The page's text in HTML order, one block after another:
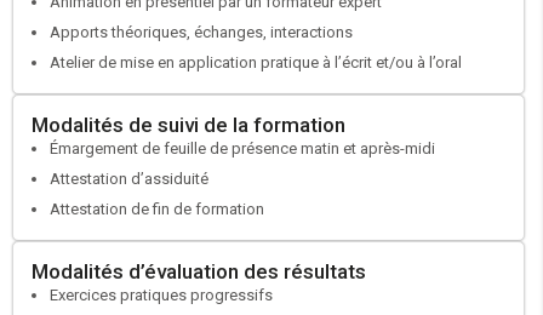
OPCO
Apports théoriques, échanges, interactions
Atelier de mise en application pratique à l’écrit et/ou à l’oral
Modalités de suivi de la formation
Émargement de feuille de présence matin et après-midi
Attestation d’assiduité
Attestation de fin de formation
Modalités d’évaluation des résultats
Exercices pratiques progressifs